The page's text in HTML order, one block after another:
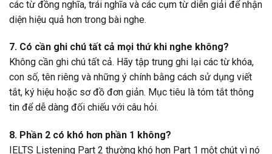
các từ đồng nghĩa, trái nghĩa và các cụm từ diễn giải để nhận
diện hiệu quả hơn trong bài nghe.
7. Có cần ghi chú tất cả mọi thứ khi nghe không?
Không cần ghi chú tất cả. Hãy tập trung ghi lại các từ khóa,
con số, tên riêng và những ý chính bằng cách sử dụng viết
tắt, ký hiệu hoặc sơ đồ đơn giản. Mục tiêu là tóm tắt thông
tin để dễ dàng đối chiếu với câu hỏi.
8. Phần 2 có khó hơn phần 1 không?
IELTS Listening Part 2 thường khó hơn Part 1 một chút vì nó